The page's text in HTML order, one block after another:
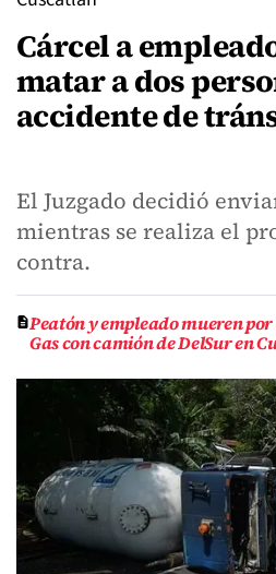
Cárcel a
matar a dos
accidente de
El Juzgado decidió
mientras se realiza el
contra.
Peatón y empleado mueren
Gas con camión de DelSur en